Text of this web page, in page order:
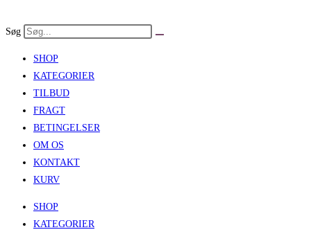
to
Søg
SHOP
KATEGORIER
TILBUD
FRAGT
BETINGELSER
OM OS
KONTAKT
KURV
SHOP
KATEGORIER